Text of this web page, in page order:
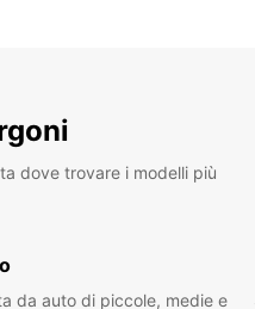
dove trovare i modelli più
da auto di piccole, medie e